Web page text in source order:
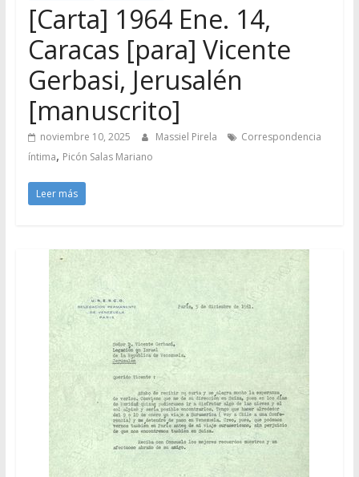
[Carta] 1964 Ene. 14,
Caracas [para] Vicente
Gerbasi, Jerusalén
[manuscrito]
noviembre 10, 2025 Massiel Pirela
Correspondencia
íntima, Picón Salas Mariano
Leer más